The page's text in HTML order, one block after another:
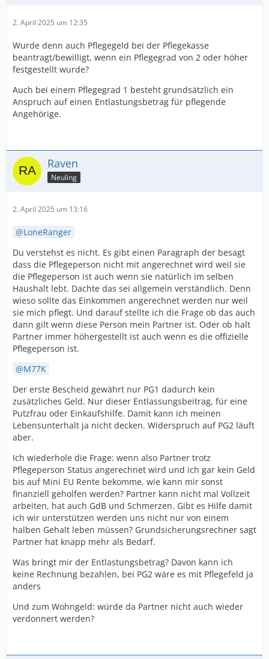
2. April 2025 um 12:35
Wurde denn auch Pflegegeld bei der Pflegekasse
beantragt/bewilligt, wenn ein Pflegegrad von 2 oder höher
festgestellt wurde?
Auch bei einem Pflegegrad 1 besteht grundsätzlich ein
Anspruch auf einen Entlastungsbetrag für pflegende
Angehörige.
Raven
Neuling
2. April 2025 um 13:16
LoneRanger
Du verstehst es nicht. Es gibt einen Paragraph der besagt
dass die Pflegeperson nicht mit angerechnet wird weil sie
die Pflegeperson ist auch wenn sie natürlich im selben
Haushalt lebt. Dachte das sei allgemein verständlich. Denn
wieso sollte das Einkommen angerechnet werden nur weil
sie mich pflegt. Und darauf stellte ich die Frage ob das auch
dann gilt wenn diese Person mein Partner ist. Oder ob halt
Partner immer höhergestellt ist auch wenn es die offizielle
Pflegeperson ist.
M77K
Der erste Bescheid gewährt nur PG1 dadurch kein
zusätzliches Geld. Nur dieser Entlassungsbeitrag, für eine
Putzfrau oder Einkaufshilfe. Damit kann ich meinen
Lebensunterhalt ja nicht decken. Widerspruch auf PG2 läuft
aber.
Ich wiederhole die Frage: wenn also Partner trotz
Pflegeperson Status angerechnet wird und ich gar kein Geld
bis auf Mini EU Rente bekomme, wie kann mir sonst
finanziell geholfen werden? Partner kann nicht mal Vollzeit
arbeiten, hat auch GdB und Schmerzen. Gibt es Hilfe damit
ich wir unterstützen werden uns nicht nur von einem
halben Gehalt leben müssen? Grundsicherungsrechner sagt
Partner hat knapp mehr als Bedarf.
Was bringt mir der Entlastungsbetrag? Davon kann ich
keine Rechnung bezahlen, bei PG2 wäre es mit Pflegefeld ja
anders
Und zum Wohngeld: würde da Partner nicht auch wieder
verdonnert werden?